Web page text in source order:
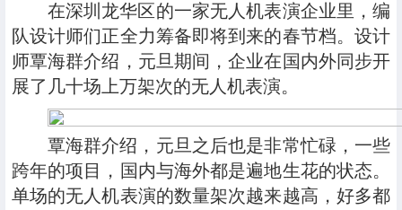
在深圳龙华区的一家无人机表演企业里，编
队设计师们正全力筹备即将到来的春节档。设计
师覃海群介绍，元旦期间，企业在国内外同步开
展了几十场上万架次的无人机表演。
覃海群介绍，元旦之后也是非常忙碌，一些
跨年的项目，国内与海外都是遍地生花的状态。
单场的无人机表演的数量架次越来越高，好多都